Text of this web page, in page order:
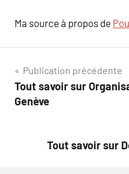
Ma source à propos de
Navigation
de
Publication précédente
Tout savoir sur
Genève
Tout savoir sur